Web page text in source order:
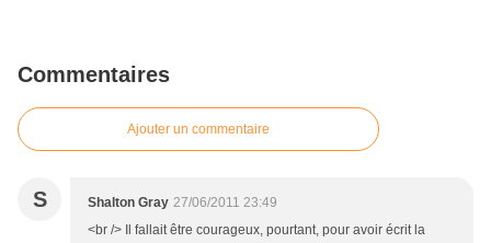
Commentaires
Ajouter un commentaire
S Shalton Gray 27/06/2011 23:49
<br /> Il fallait être courageux, pourtant, pour avoir écrit la